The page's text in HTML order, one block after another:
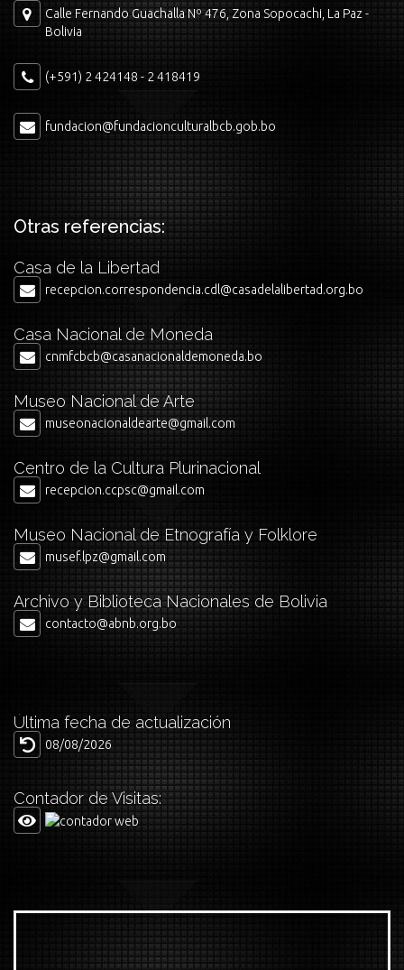
Calle Fernando Guachalla Nº 476, Zona Sopocachi, La Paz -
Bolivia
(+591) 2 424148 - 2 418419
fundacion@fundacionculturalbcb.gob.bo
Otras referencias:
Casa de la Libertad
recepcion.correspondencia.cdl@casadelalibertad.org.bo
Casa Nacional de Moneda
cnmfcbcb@casanacionaldemoneda.bo
Museo Nacional de Arte
museonacionaldearte@gmail.com
Centro de la Cultura Plurinacional
recepcion.ccpsc@gmail.com
Museo Nacional de Etnografía y Folklore
musef.lpz@gmail.com
Archivo y Biblioteca Nacionales de Bolivia
contacto@abnb.org.bo
Última fecha de actualización
08/08/2026
Contador de Visitas: